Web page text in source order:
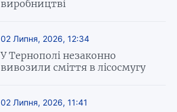
виробництві
02 Липня, 2026, 12:34
У Тернополі незаконно
вивозили сміття в лісосмугу
02 Липня, 2026, 11:41